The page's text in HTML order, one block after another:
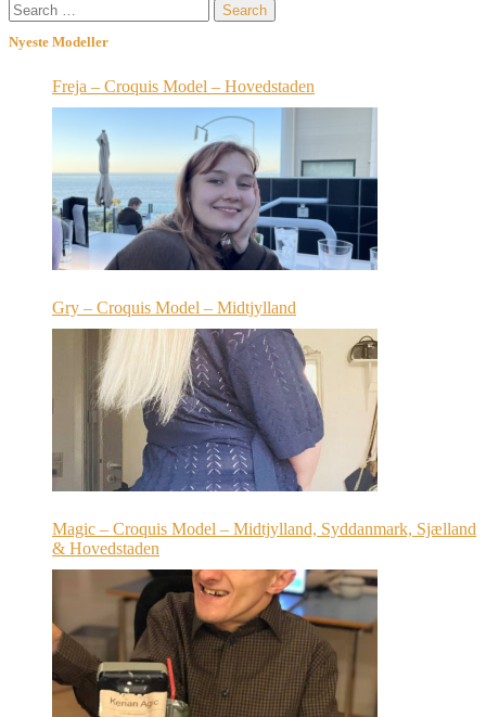
Search
for:
Nyeste Modeller
Freja – Croquis Model – Hovedstaden
Gry – Croquis Model – Midtjylland
Magic – Croquis Model – Midtjylland, Syddanmark, Sjælland
& Hovedstaden